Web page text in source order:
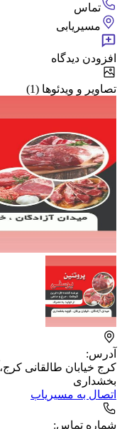
تماس
مسیریابی
افزودن دیدگاه
تصاویر و ویدئوها (1)
آدرس:
کرج خیابان طالقانی
بخشداری
اتصال به مسیریاب
شماره تماس: